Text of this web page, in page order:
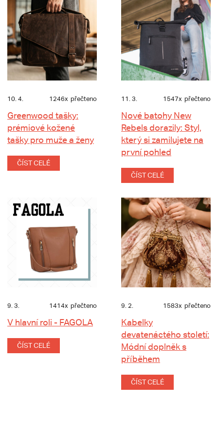
10. 4. 1246x přečteno
Greenwood tašky:
prémiové kožené
tašky pro muže a ženy
ČÍST CELÉ
11. 3. 1547x přečteno
Nové batohy New
Rebels dorazily: Styl,
který si zamilujete na
první pohled
ČÍST CELÉ
9. 3. 1414x přečteno
V hlavní roli - FAGOLA
ČÍST CELÉ
9. 2. 1583x přečteno
Kabelky
devatenáctého století:
Módní doplněk s
příběhem
ČÍST CELÉ